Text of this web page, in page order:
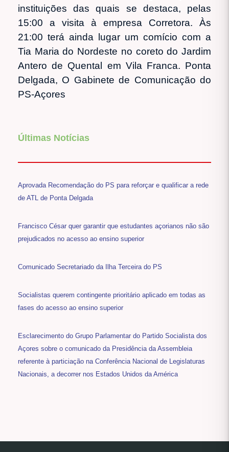
instituições das quais se destaca, pelas
15:00 a visita à empresa Corretora. Às
21:00 terá ainda lugar um comício com a
Tia Maria do Nordeste no coreto do Jardim
Antero de Quental em Vila Franca. Ponta
Delgada, O Gabinete de Comunicação do
PS-Açores
Últimas Notícias
Aprovada Recomendação do PS para reforçar e qualificar a rede
de ATL de Ponta Delgada
Francisco César quer garantir que estudantes açorianos não são
prejudicados no acesso ao ensino superior
Comunicado Secretariado da Ilha Terceira do PS
Socialistas querem contingente prioritário aplicado em todas as
fases do acesso ao ensino superior
Esclarecimento do Grupo Parlamentar do Partido Socialista dos
Açores sobre o comunicado da Presidência da Assembleia
referente à particiação na Conferência Nacional de Legislaturas
Nacionais, a decorrer nos Estados Unidos da América